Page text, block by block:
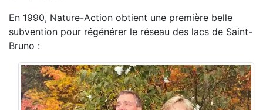
En 1990, Nature-Action obtient une première belle
subvention pour régénérer le réseau des lacs de Saint-
Bruno :